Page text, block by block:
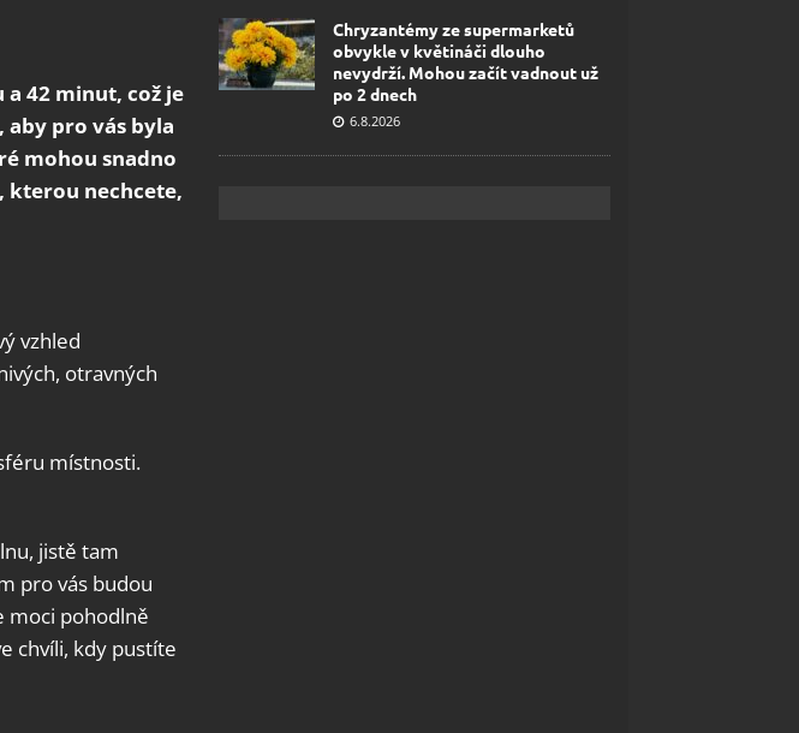
42 minut, což je
aby pro vás byla
mohou snadno
kterou nechcete,
vzhled
otravných
místnosti.
jistě tam
pro vás budou
moci pohodlně
chvíli, kdy pustíte
Chryzantémy ze supermarketů
obvykle v květináči dlouho
nevydrží. Mohou začít vadnout už
po 2 dnech
6.8.2026